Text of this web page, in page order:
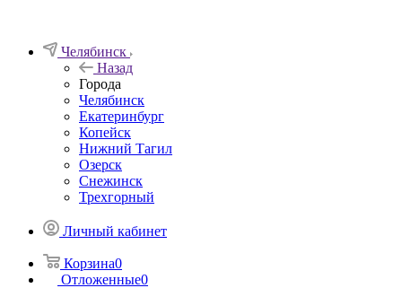
Челябинск
Назад
Города
Челябинск
Екатеринбург
Копейск
Нижний Тагил
Озерск
Снежинск
Трехгорный
Личный кабинет
Корзина0
Отложенные0